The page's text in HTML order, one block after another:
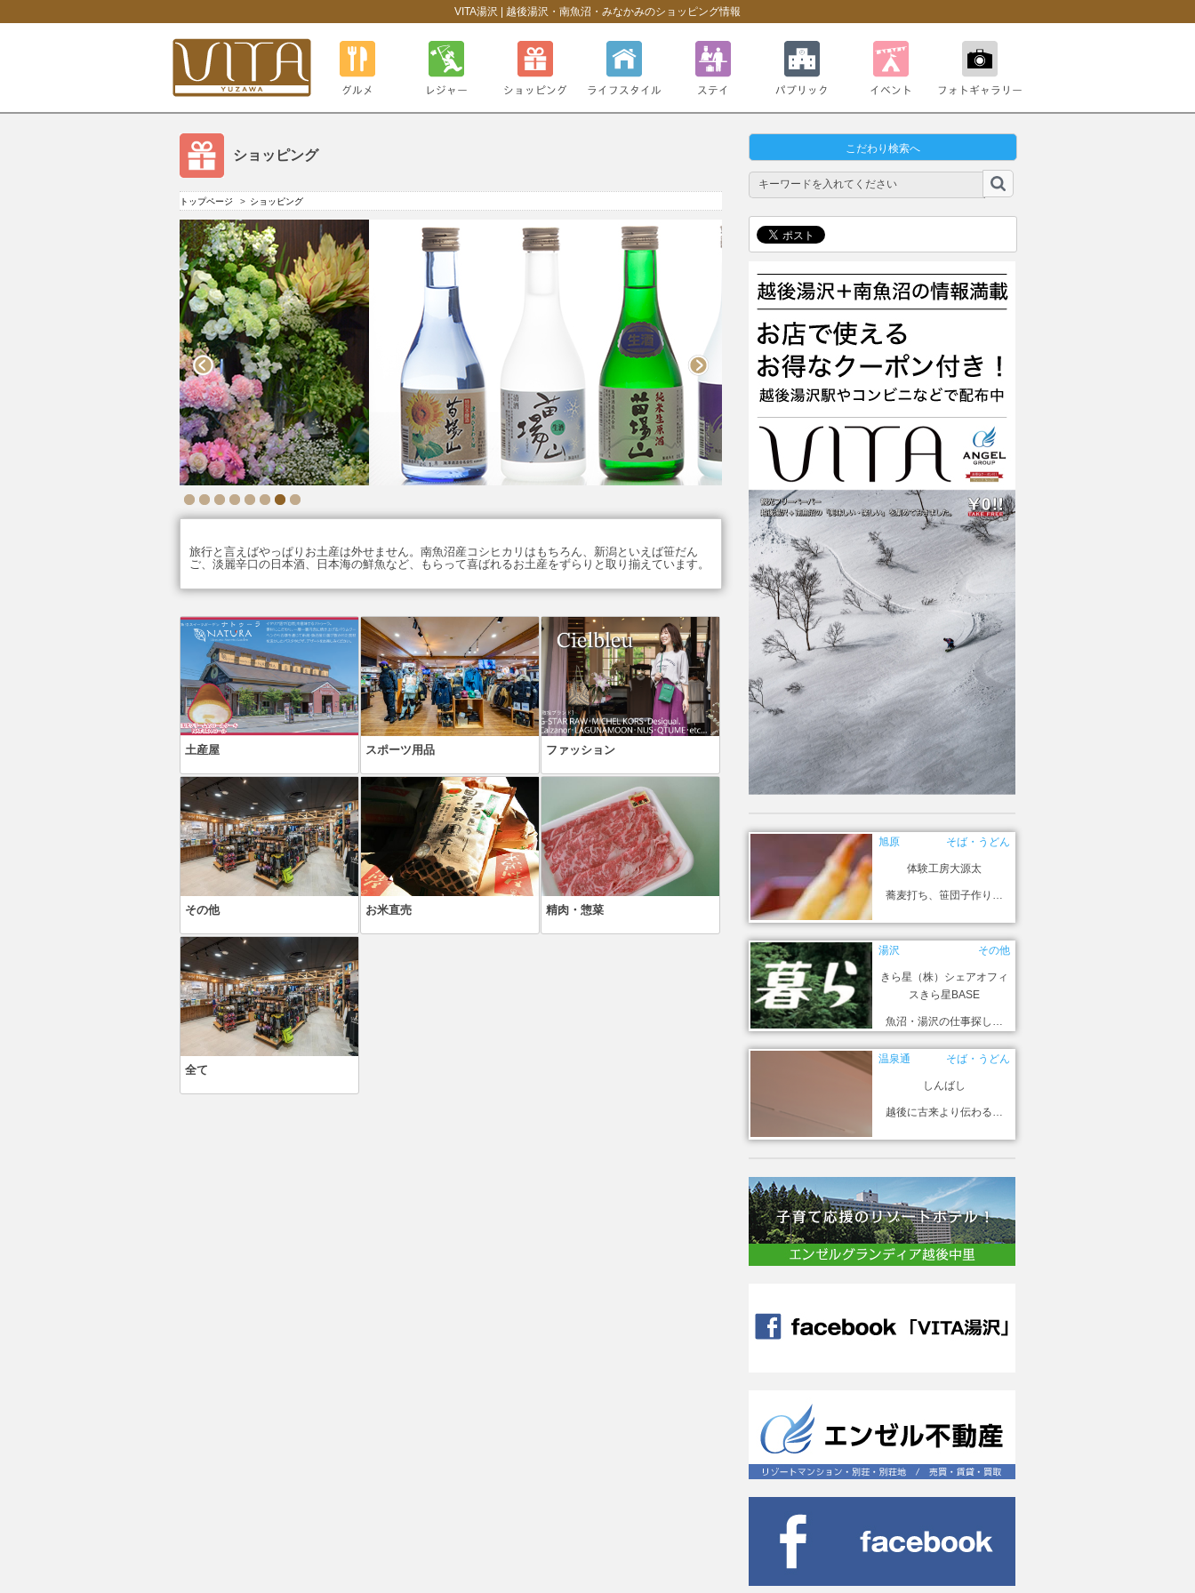
VITA湯沢 | 越後湯沢・南魚沼・みなかみのショッピング情報
ショッピング
トップページ ショッピング
旅行と言えばやっぱりお土産は外せません。南魚沼産コシヒカリはもちろん、新潟といえば笹だん
ご、淡麗辛口の日本酒、日本海の鮮魚など、もらって喜ばれるお土産をずらりと取り揃えています。
土産屋 スポーツ用品 ファッション
その他 お米直売 精肉・惣菜
全て
こだわり検索へ
旭原 そば・うどん
体験工房大源太
蕎麦打ち、笹団子作り…
湯沢 その他
きら星（株）シェアオフィ
スきら星BASE
魚沼・湯沢の仕事探し…
温泉通 そば・うどん
しんばし
越後に古来より伝わる…